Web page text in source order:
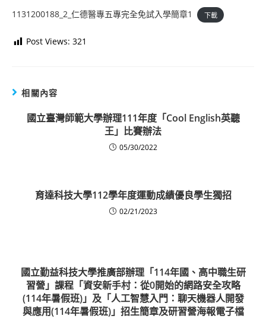
1131200188_2_仁德醫專五專完全免試入學簡章1 下載
Post Views: 321
相關內容
國立臺灣師範大學辦理111年度「Cool English英聽
王」比賽辦法
05/30/2022
育達科技大學112學年度運動成績優良學生獨招
02/21/2023
國立勤益科技大學推廣部辦理「114年國、高中職生研
習營」課程「資安新手村：從0開始的網路安全攻略
(114年暑假班)」及「人工智慧入門：聊天機器人開發
與應用(114年暑假班)」招生簡章及研習營海報電子檔